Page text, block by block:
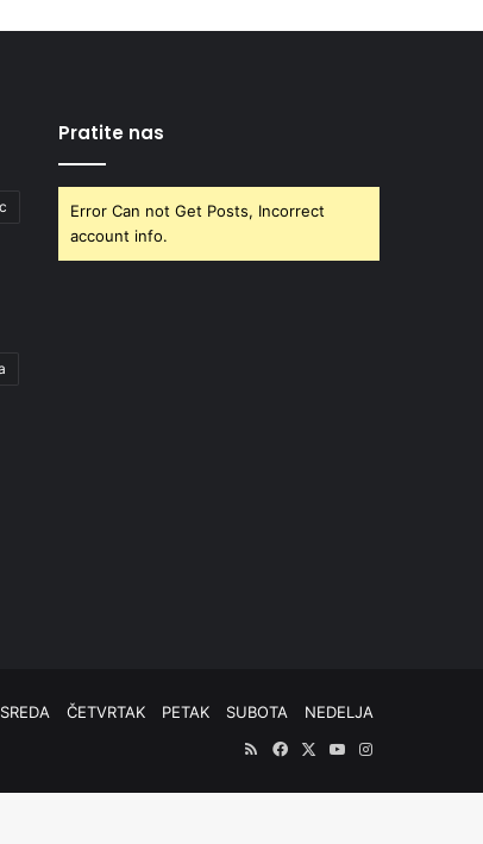
Pratite nas
Error Can not Get Posts, Incorrect
account info.
SREDA ČETVRTAK PETAK SUBOTA
NEDELJA
RSSFacebook
X YouTubeInstagram